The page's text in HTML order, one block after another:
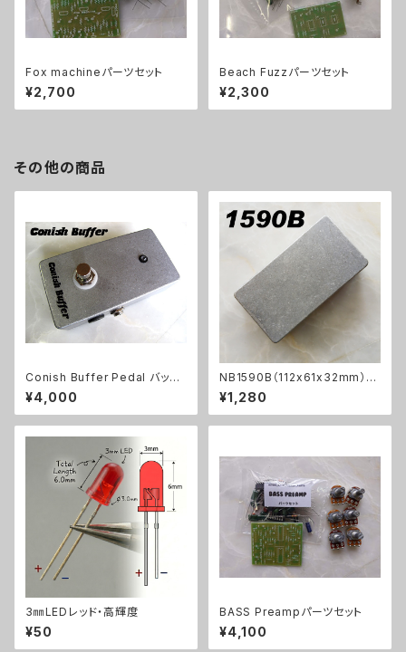
Fox machineパーツセット
¥2,700
Beach Fuzzパーツセット
¥2,300
その他の商品
Conish Buffer Pedal バッフ
ァーキット【BASIC KIT】
¥4,000
NB1590B（112x61x32mm）ア
ルミダイキャストケース
¥1,280
3㎜LEDレッド・高輝度
¥50
BASS Preampパーツセット
¥4,100